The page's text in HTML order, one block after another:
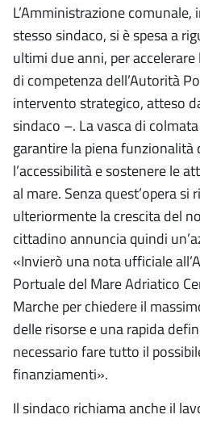
L’Amministrazione
stesso sindaco, si è spesa a
ultimi due anni, per
di competenza dell’Autorità
intervento strategico, atteso
sindaco –. La vasca di
garantire la piena
l’accessibilità e sostenere le
al mare. Senza quest’opera si
ulteriormente la crescita del
cittadino annuncia quindi
«Invierò una nota ufficiale
Portuale del Mare Adriatico
Marche per chiedere il
delle risorse e una rapida
necessario fare tutto il
finanziamenti».
Il sindaco richiama anche il